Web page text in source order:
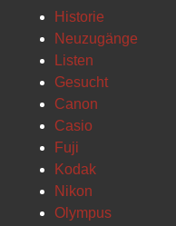
Historie
Neuzugänge
Listen
Gesucht
Canon
Casio
Fuji
Kodak
Nikon
Olympus